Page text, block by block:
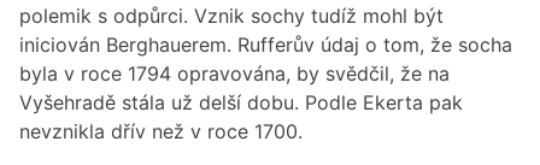
polemik s odpůrci. Vznik sochy tudíž mohl být
iniciován Berghauerem. Rufferův údaj o tom, že socha
byla v roce 1794 opravována, by svědčil, že na
Vyšehradě stála už delší dobu. Podle Ekerta pak
nevznikla dřív než v roce 1700.